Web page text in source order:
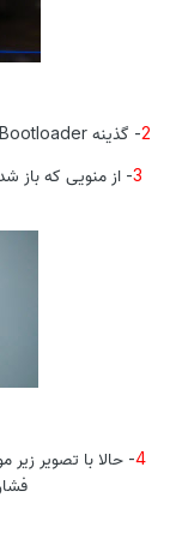
- گذینه Reboot to Bootloader رو انتخاب کنید تا به صفحه ی زیر برید
- حالا با تصویر زیر